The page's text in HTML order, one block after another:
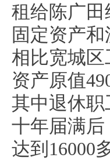
租给陈广
固定资产
相比宽城
资产原值
其中退休职
十年届满
达到16000